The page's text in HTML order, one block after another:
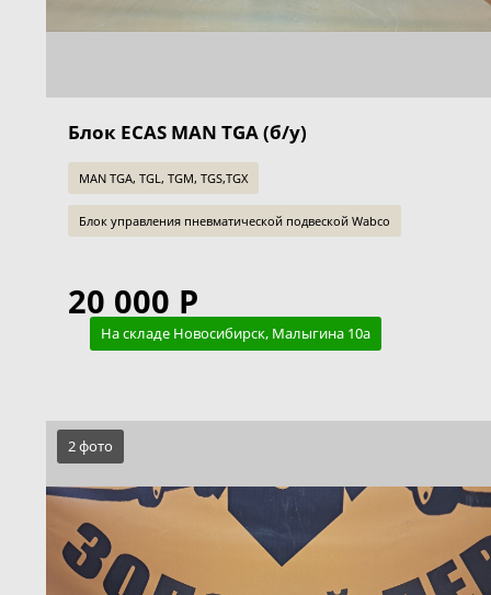
Блок ECAS MAN TGA (б/у)
MAN TGA, TGL, TGM, TGS,TGX
Блок управления пневматической подвеской Wabco
20 000 Р
На складе Новосибирск, Малыгина 10а
2 фото